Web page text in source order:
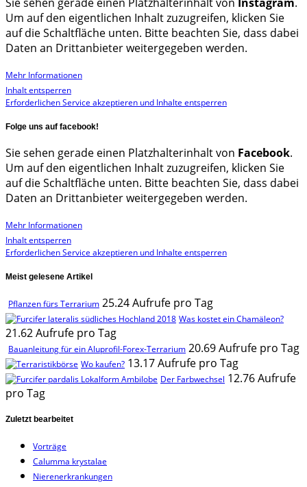
Um auf den eigentlichen Inhalt zuzugreifen, klicken Sie
auf die Schaltfläche unten. Bitte beachten Sie, dass dabei
Daten an Drittanbieter weitergegeben werden.
Mehr Informationen
Inhalt entsperren
Erforderlichen Service akzeptieren und Inhalte entsperren
Folge uns auf facebook!
Sie sehen gerade einen Platzhalterinhalt von Facebook.
Um auf den eigentlichen Inhalt zuzugreifen, klicken Sie
auf die Schaltfläche unten. Bitte beachten Sie, dass dabei
Daten an Drittanbieter weitergegeben werden.
Mehr Informationen
Inhalt entsperren
Erforderlichen Service akzeptieren und Inhalte entsperren
Meist gelesene Artikel
Pflanzen fürs Terrarium 25.24 Aufrufe pro Tag
Was kostet ein Chamäleon?
21.62 Aufrufe pro Tag
Bauanleitung für ein Aluprofil-Forex-Terrarium 20.69 Aufrufe pro Tag
Wo kaufen? 13.17 Aufrufe pro Tag
Der Farbwechsel 12.76 Aufrufe
pro Tag
Zuletzt bearbeitet
Vorträge
Calumma krystalae
Nierenerkrankungen